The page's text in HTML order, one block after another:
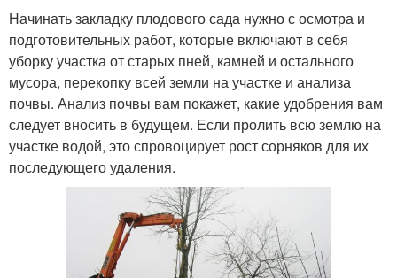
Начинать закладку плодового сада нужно с осмотра и
подготовительных работ, которые включают в себя
уборку участка от старых пней, камней и остального
мусора, перекопку всей земли на участке и анализа
почвы. Анализ почвы вам покажет, какие удобрения вам
следует вносить в будущем. Если пролить всю землю на
участке водой, это спровоцирует рост сорняков для их
последующего удаления.